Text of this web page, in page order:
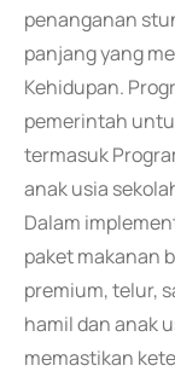
penanganan
panjang yang
Kehidupan.
pemerintah
termasuk
anak usia
Dalam
paket makanan
premium, telur,
hamil dan anak
memastikan